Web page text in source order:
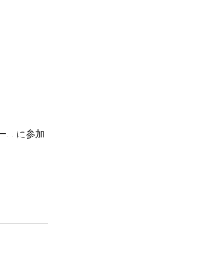
東北大学学友会吹奏楽部 サマーコンサート2024 に参加